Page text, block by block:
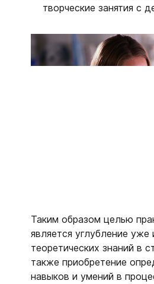
творческие занятия с
Таким образом целью
является углубление
теоретических знаний в
также приобретение
навыков и умений в